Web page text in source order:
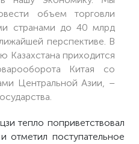
объем торговли
странами до 40 млрд
перспективе. В
Казахстана приходится
Китая со
Центральной Азии, –
тепло поприветствовал
отметил поступательное